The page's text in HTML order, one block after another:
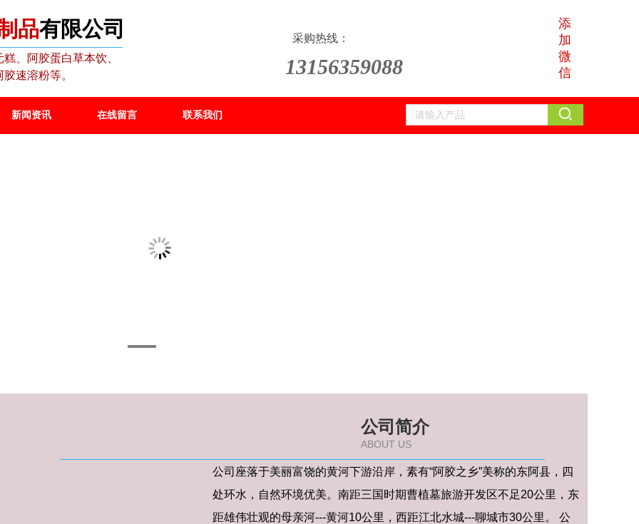
品有限公司
、阿胶蛋白草本饮、
速溶粉等。
添
加
微
信
采购热线：
13156359088
新闻资讯 在线留言 联系我们
公司简介
ABOUT US
公司座落于美丽富饶的黄河下游沿岸，素有“阿胶之乡”美称的东阿县，四
处环水，自然环境优美。南距三国时期曹植墓旅游开发区不足20公里，东
距雄伟壮观的母亲河---黄河10公里，西距江北水城---聊城市30公里。 公